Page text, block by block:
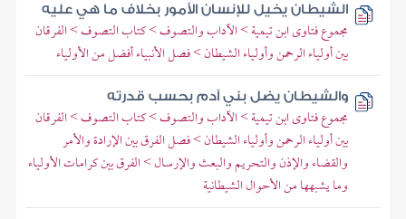
الشيطان يخيل للإنسان الأمور بخلاف ما هي عليه
مجموع فتاوى ابن تيمية > الآداب والتصوف > كتاب التصوف > الفرقان
بين أولياء الرحمن وأولياء الشيطان > فصل الأنبياء أفضل من الأولياء
والشيطان يضل بني آدم بحسب قدرته
مجموع فتاوى ابن تيمية > الآداب والتصوف > كتاب التصوف > الفرقان
بين أولياء الرحمن وأولياء الشيطان > فصل الفرق بين الإرادة والأمر
والقضاء والإذن والتحريم والبعث والإرسال > الفرق بين كرامات الأولياء
وما يشبهها من الأحوال الشيطانية